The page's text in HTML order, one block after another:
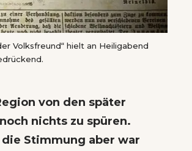
Volksfreund“ hielt an Heiligabend
von den später
nichts zu spüren.
Stimmung aber war